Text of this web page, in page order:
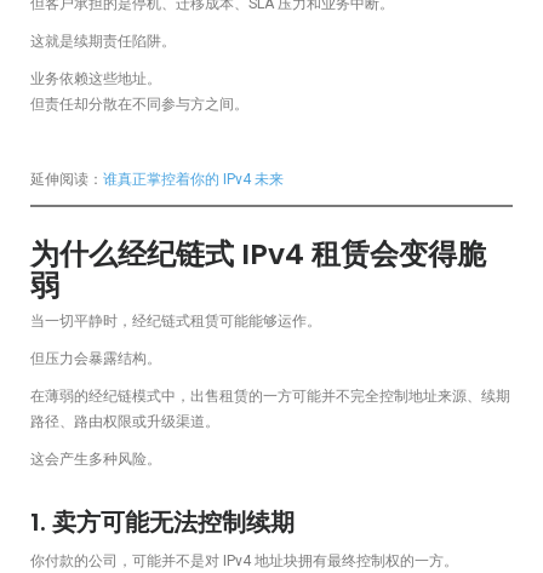
但客户承担的是停机、迁移成本、SLA 压力和业务中断。
这就是续期责任陷阱。
业务依赖这些地址。
但责任却分散在不同参与方之间。
延伸阅读： 谁真正掌控着你的 IPv4 未来
为什么经纪链式 IPv4 租赁会变得脆
弱
当一切平静时，经纪链式租赁可能能够运作。
但压力会暴露结构。
在薄弱的经纪链模式中，出售租赁的一方可能并不完全控制地址来源、续期
路径、路由权限或升级渠道。
这会产生多种风险。
1. 卖方可能无法控制续期
你付款的公司，可能并不是对 IPv4 地址块拥有最终控制权的一方。